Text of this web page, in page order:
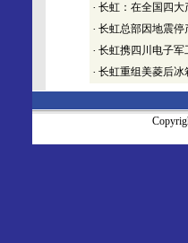
· 长虹：在全国四
· 长虹总部因地震
· 长虹携四川电子
· 长虹重组美菱后冰